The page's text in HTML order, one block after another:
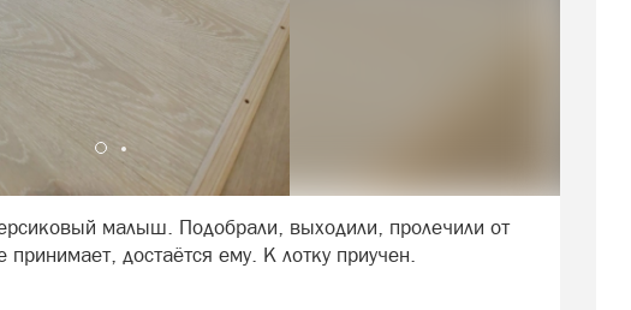
малыш. Подобрали, выходили, пролечили от
достаётся ему. К лотку приучен.